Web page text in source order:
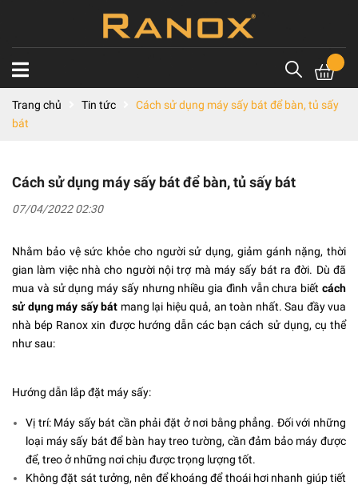
Trang chủ Tin tức
Cách sử dụng máy sấy bát để bàn, tủ sấy
bát
Cách sử dụng máy sấy bát để bàn, tủ sấy bát
07/04/2022 02:30
Nhằm bảo vệ sức khỏe cho người sử dụng, giảm gánh nặng, thời
gian làm việc nhà cho người nội trợ mà máy sấy bát ra đời. Dù đã
mua và sử dụng máy sấy nhưng nhiều gia đình vẫn chưa biết cách
sử dụng máy sấy bát mang lại hiệu quả, an toàn nhất. Sau đầy vua
nhà bép Ranox xin được hướng dẫn các bạn cách sử dụng, cụ thể
như sau:
Hướng dẫn lắp đặt máy sấy:
Vị trí: Máy sấy bát cần phải đặt ở nơi bằng phẳng. Đối với những
loại máy sấy bát để bàn hay treo tường, cần đảm bảo máy được
để, treo ở những nơi chịu được trọng lượng tốt.
Không đặt sát tưởng, nên để khoáng để thoái hơi nhanh giúp tiết